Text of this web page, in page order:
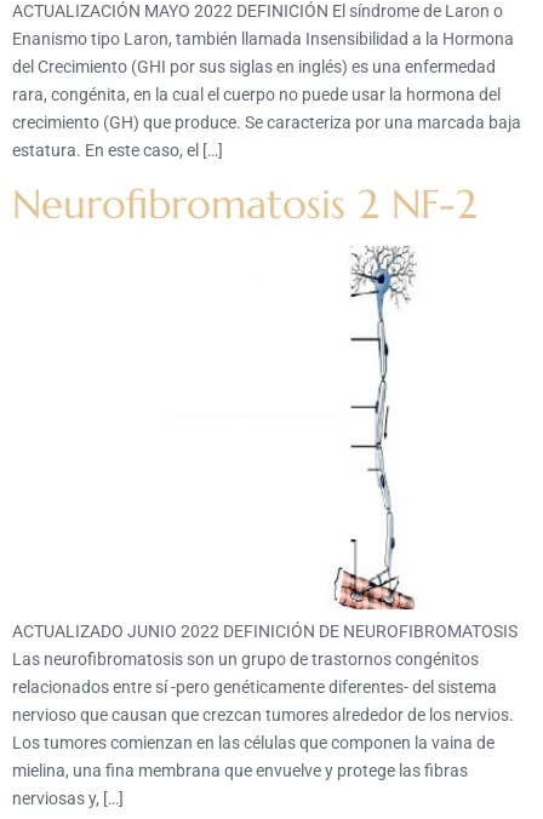
ACTUALIZACIÓN MAYO 2022 DEFINICIÓN El síndrome de Laron o
Enanismo tipo Laron, también llamada Insensibilidad a la Hormona
del Crecimiento (GHI por sus siglas en inglés) es una enfermedad
rara, congénita, en la cual el cuerpo no puede usar la hormona del
crecimiento (GH) que produce. Se caracteriza por una marcada baja
estatura. En este caso, el […]
Neurofibromatosis 2 NF-2
ACTUALIZADO JUNIO 2022 DEFINICIÓN DE NEUROFIBROMATOSIS
Las neurofibromatosis son un grupo de trastornos congénitos
relacionados entre sí -pero genéticamente diferentes- del sistema
nervioso que causan que crezcan tumores alrededor de los nervios.
Los tumores comienzan en las células que componen la vaina de
mielina, una fina membrana que envuelve y protege las fibras
nerviosas y, […]